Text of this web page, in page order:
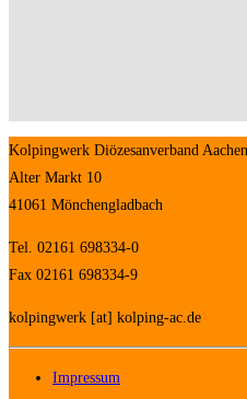
Kolpingwerk Diözesanverband Aachen
Alter Markt 10
41061 Mönchengladbach
Tel. 02161 698334-0
Fax 02161 698334-9
kolpingwerk [at] kolping-ac.de
Impressum